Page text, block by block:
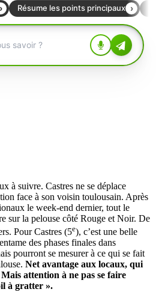
à suivre. Castres ne se déplace
face à son voisin toulousain. Après
le week-end dernier, tout le
sur la pelouse côté Rouge et Noir. De
Pour Castres (5e), c’est une belle
des phases finales dans
pourront se mesurer à ce qui se fait
Net avantage aux locaux, qui
attention à ne pas se faire
à gratter ».